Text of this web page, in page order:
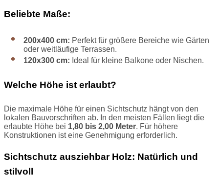
Beliebte Maße:
200x400 cm: Perfekt für größere Bereiche wie Gärten
oder weitläufige Terrassen.
120x300 cm: Ideal für kleine Balkone oder Nischen.
Welche Höhe ist erlaubt?
Die maximale Höhe für einen Sichtschutz hängt von den
lokalen Bauvorschriften ab. In den meisten Fällen liegt die
erlaubte Höhe bei 1,80 bis 2,00 Meter. Für höhere
Konstruktionen ist eine Genehmigung erforderlich.
Sichtschutz ausziehbar Holz: Natürlich und
stilvoll